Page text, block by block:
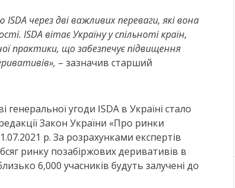
через дві важливих переваги, які вона
ISDA вітає Україну у спільноті країн,
практики, що забезпечує підвищення
– зазначив старший
угоди ISDA в Україні стало
Закон України «Про ринки
р. За розрахунками експертів
ринку позабіржових деривативів в
6,000 учасників будуть залучені до